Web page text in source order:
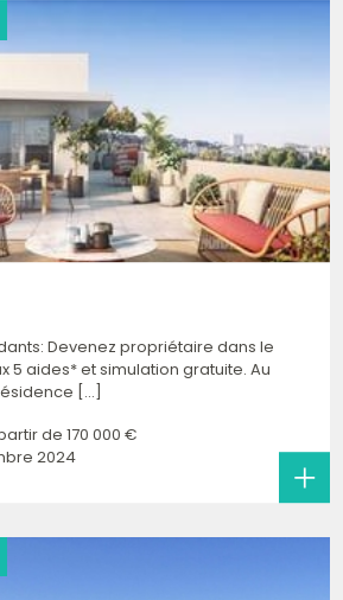
Devenez propriétaire dans le
5 aides* et simulation gratuite. Au
[...]
de 170 000 €
2024